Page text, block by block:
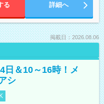
る 詳細へ
掲載日：2026.08.06
日＆10～16時！メ
シ